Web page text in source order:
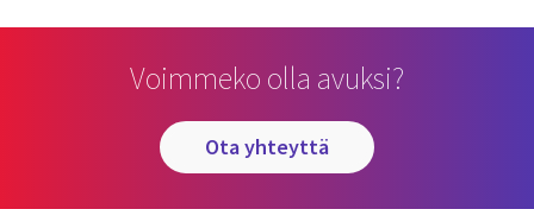
Voimmeko olla avuksi?
ota yhteyttä